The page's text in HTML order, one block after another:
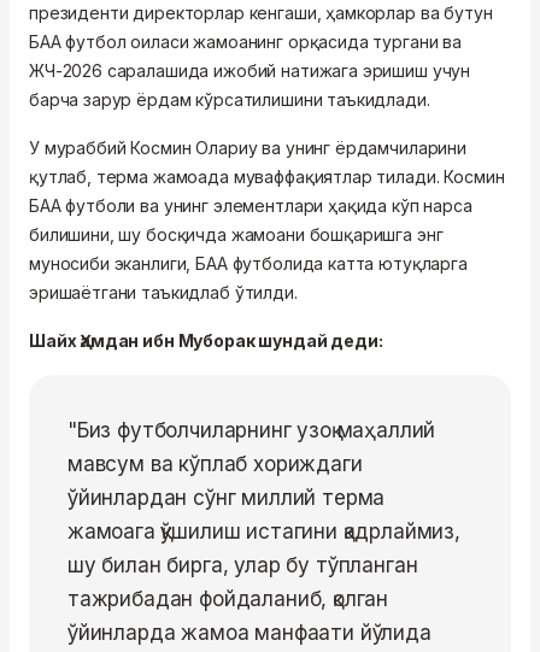
президенти директорлар кенгаши, ҳамкорлар ва бутун
БАА футбол оиласи жамоанинг орқасида тургани ва
ЖЧ-2026 саралашида ижобий натижага эришиш учун
барча зарур ёрдам кўрсатилишини таъкидлади.
У мураббий Космин Олариу ва унинг ёрдамчиларини
қутлаб, терма жамоада муваффақиятлар тилади. Космин
БАА футболи ва унинг элементлари ҳақида кўп нарса
билишини, шу босқичда жамоани бошқаришга энг
муносиби эканлиги, БАА футболида катта ютуқларга
эришаётгани таъкидлаб ўтилди.
Шайх Ҳамдан ибн Муборак шундай деди:
"Биз футболчиларнинг узоқ маҳаллий
мавсум ва кўплаб хориждаги
ўйинлардан сўнг миллий терма
жамоага қўшилиш истагини қадрлаймиз,
шу билан бирга, улар бу тўпланган
тажрибадан фойдаланиб, қолган
ўйинларда жамоа манфаати йўлида